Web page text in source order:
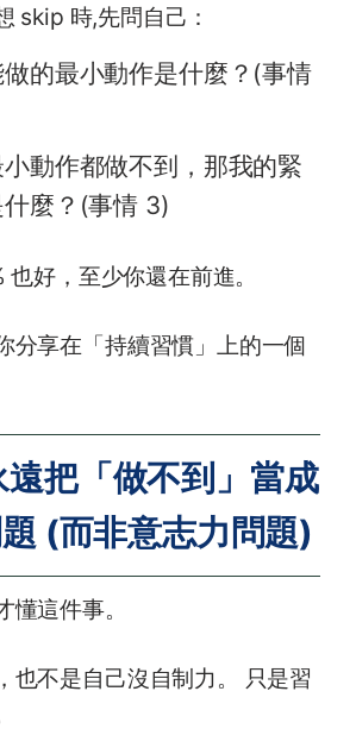
skip 時,先問自己：
的最小動作是什麼？(事情
動作都做不到，那我的緊
麼？(事情 3)
也好，至少你還在前進。
分享在「持續習慣」上的一個
把「做不到」當成
(而非意志力問題)
這件事。
也不是自己沒自制力。 只是習